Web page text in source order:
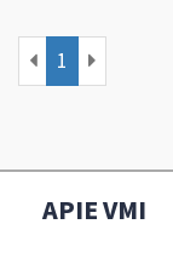
1
APIE VMI